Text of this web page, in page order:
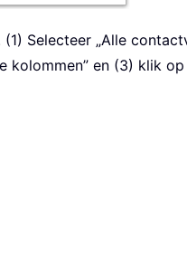
Selecteer „Alle
kolommen” en (3) klik